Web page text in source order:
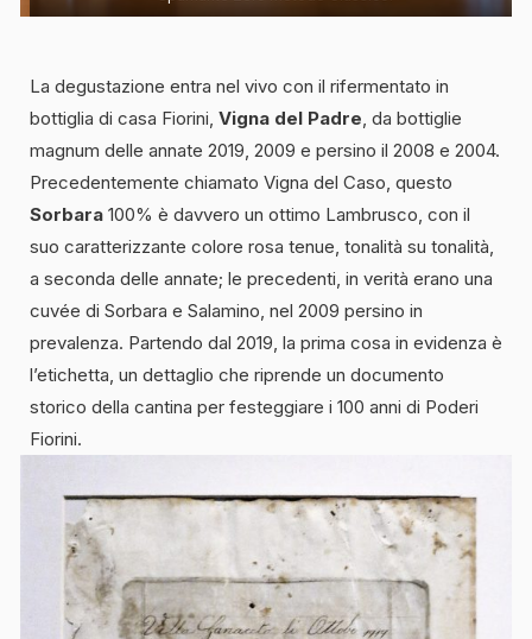
La degustazione entra nel vivo con il rifermentato in
bottiglia di casa Fiorini, Vigna del Padre, da bottiglie
magnum delle annate 2019, 2009 e persino il 2008 e 2004.
Precedentemente chiamato Vigna del Caso, questo
Sorbara 100% è davvero un ottimo Lambrusco, con il
suo caratterizzante colore rosa tenue, tonalità su tonalità,
a seconda delle annate; le precedenti, in verità erano una
cuvée di Sorbara e Salamino, nel 2009 persino in
prevalenza. Partendo dal 2019, la prima cosa in evidenza è
l’etichetta, un dettaglio che riprende un documento
storico della cantina per festeggiare i 100 anni di Poderi
Fiorini.